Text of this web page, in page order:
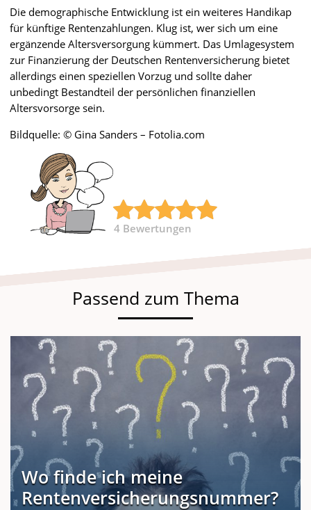
Die demographische Entwicklung ist ein weiteres Handikap
für künftige Rentenzahlungen. Klug ist, wer sich um eine
ergänzende Altersversorgung kümmert. Das Umlagesystem
zur Finanzierung der Deutschen Rentenversicherung bietet
allerdings einen speziellen Vorzug und sollte daher
unbedingt Bestandteil der persönlichen finanziellen
Altersvorsorge sein.
Bildquelle: © Gina Sanders – Fotolia.com
4 Bewertungen
Passend zum Thema
Wo finde ich meine
Rentenversicherungsnummer?